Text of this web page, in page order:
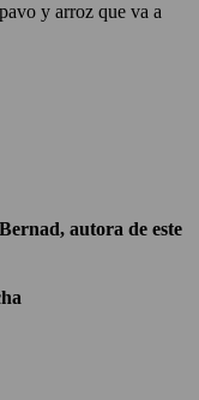
y arroz que va a
autora de este